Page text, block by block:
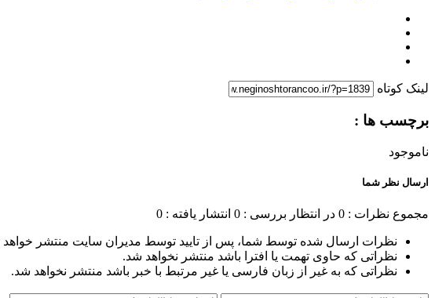
لینک کوتاه
برچسب ها :
ناموجود
ارسال نظر شما
مجموع نظرات : 0 در انتظار بررسی : 0 انتشار یافته : 0
نظرات ارسال شده توسط شما، پس از تایید توسط مدیران سایت منتشر
نظراتی که حاوی تهمت یا افترا باشد منتشر نخواهد شد.
نظراتی که به غیر از زبان فارسی یا غیر مرتبط با خبر باشد منتشر نخواهد شد.